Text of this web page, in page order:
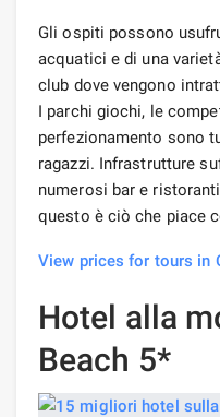
Gli ospiti possono
acquatici e di una
club dove vengono
I parchi giochi, le
perfezionamento sono
ragazzi. Infrastrutture
numerosi bar e
questo è ciò che piace
View prices for tours in
Hotel alla
Beach 5*